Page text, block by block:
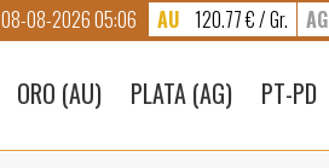
08-08-2026 05:06 AU 120.77 € / Gr. AG
ORO (AU) PLATA (AG) PT-PD